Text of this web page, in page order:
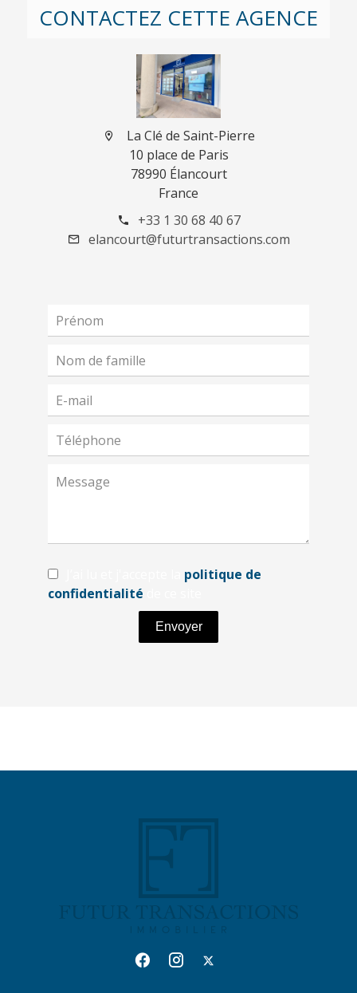
CONTACTEZ CETTE AGENCE
La Clé de Saint-Pierre
10 place de Paris
78990 Élancourt
France
+33 1 30 68 40 67
elancourt@futurtransactions.com
politique de
confidentialité
Envoyer